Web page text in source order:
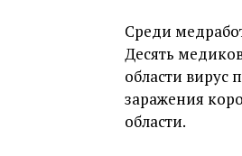
Среди
Десять
области вирус
заражения
области.